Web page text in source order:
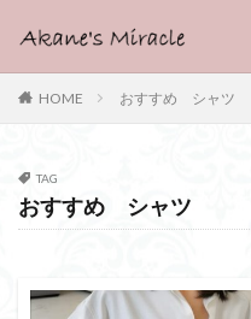
HOME おすすめ シャツ
TAG
おすすめ シャツ